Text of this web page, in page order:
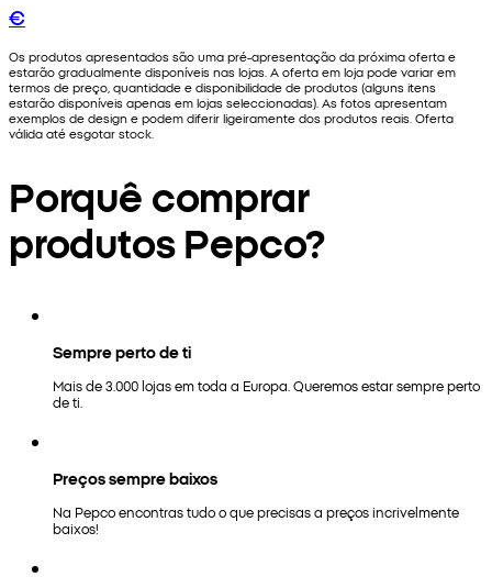
€
Os produtos apresentados são uma pré-apresentação da próxima oferta e
estarão gradualmente disponíveis nas lojas. A oferta em loja pode variar em
termos de preço, quantidade e disponibilidade de produtos (alguns itens
estarão disponíveis apenas em lojas seleccionadas). As fotos apresentam
exemplos de design e podem diferir ligeiramente dos produtos reais. Oferta
válida até esgotar stock.
Porquê comprar
produtos Pepco?
Sempre perto de ti
Mais de 3.000 lojas em toda a Europa. Queremos estar sempre perto
de ti.
Preços sempre baixos
Na Pepco encontras tudo o que precisas a preços incrivelmente
baixos!